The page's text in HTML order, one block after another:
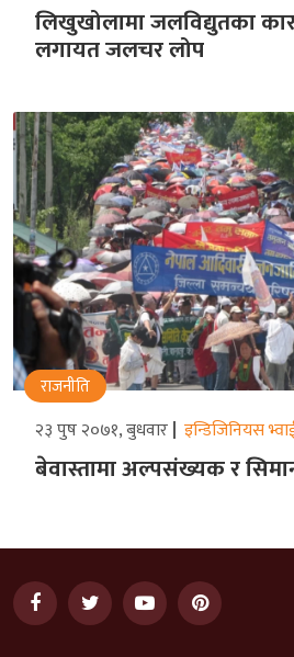
लिखुखोलामा जलविद्युतका
लगायत जलचर लोप
राजनीति
२३ पुष २०७१, बुधवार इन्डिजिनियस
बेवास्तामा अल्पसंख्यक र